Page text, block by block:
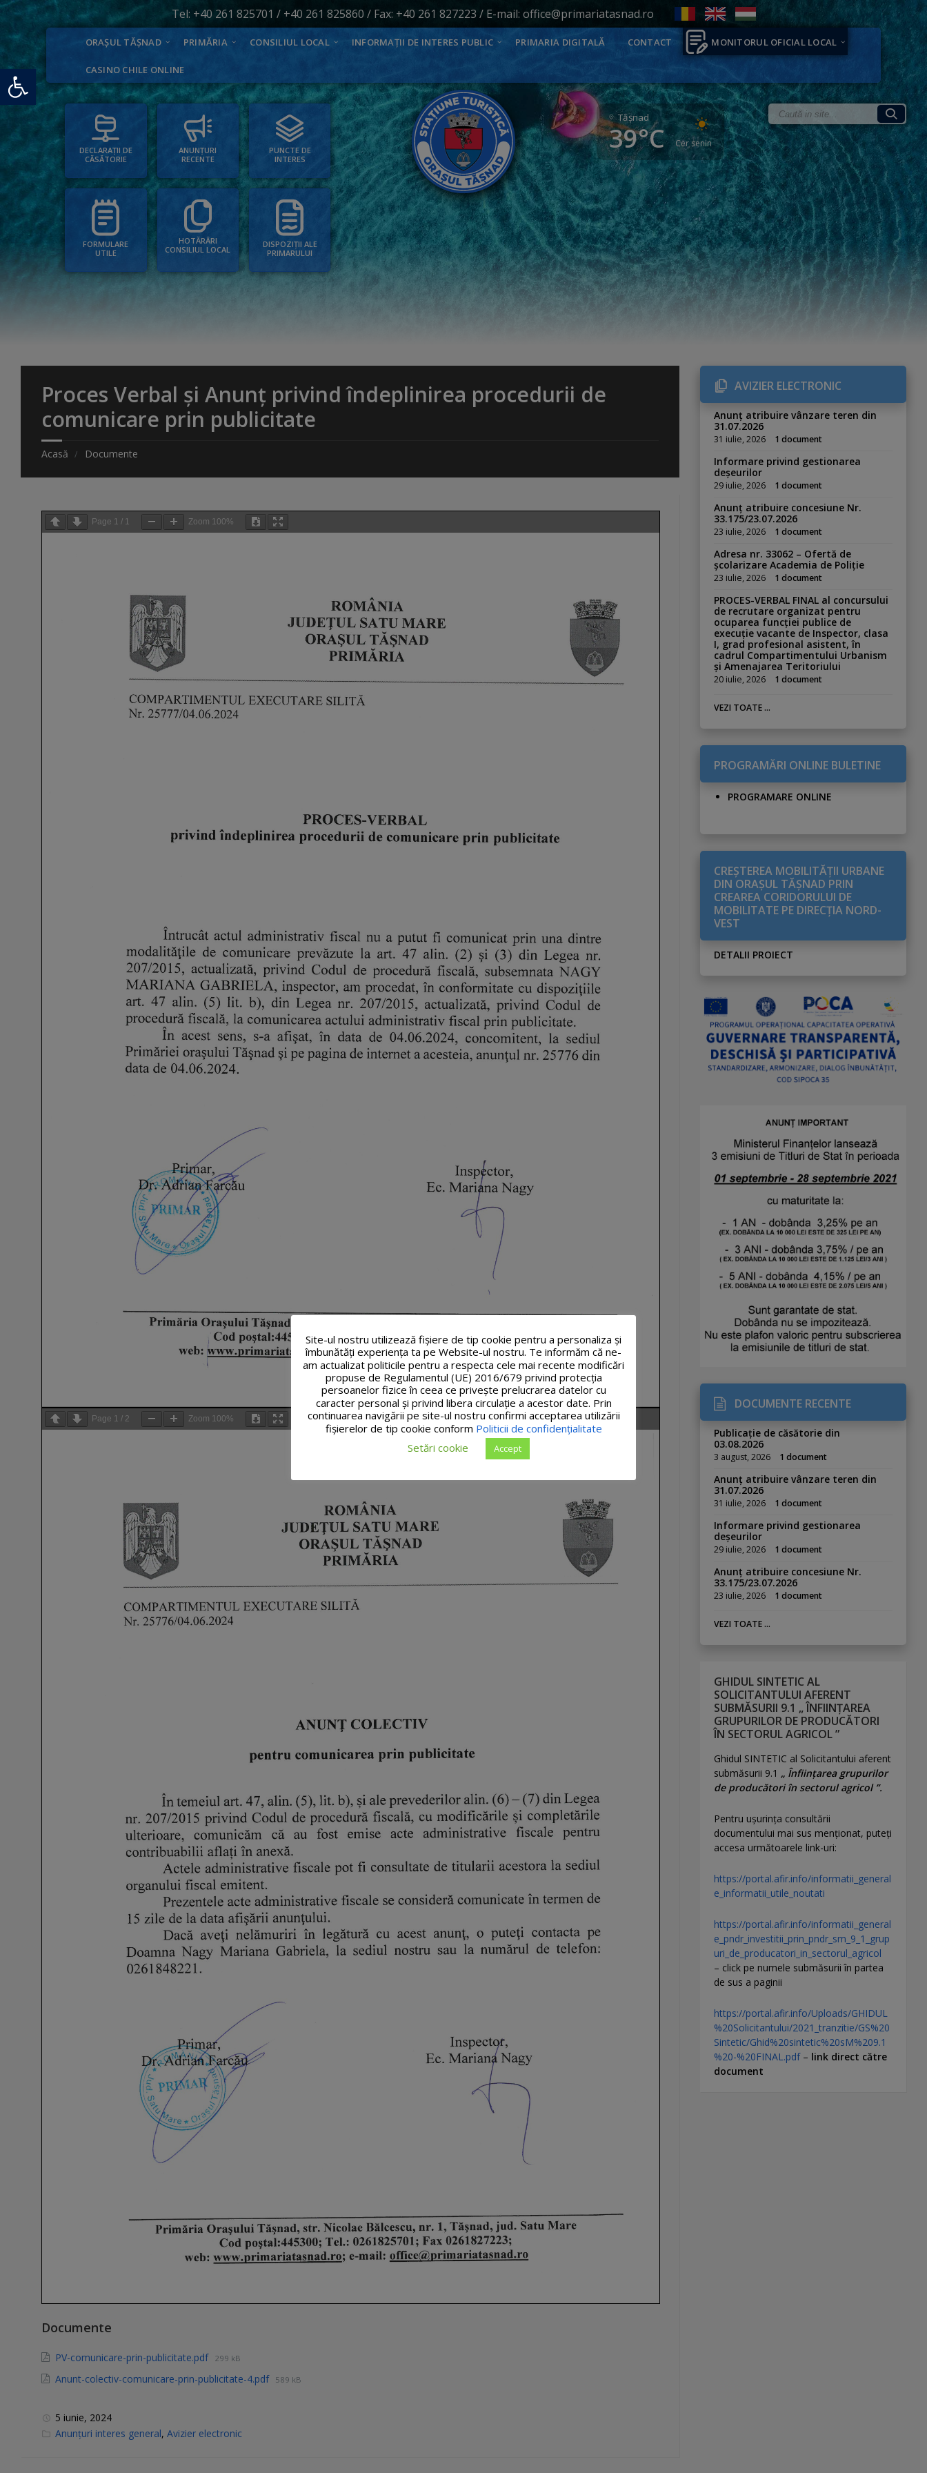
Deschide bara de unelte
Tel: +40 261 825701 / +40 261 825860 / Fax: +40 261 827223 / E-mail: office@primariatasnad.ro
ORAȘUL TĂȘNAD PRIMĂRIA CONSILIUL LOCAL INFORMAȚII DE INTERES PUBLIC PRIMARIA DIGITALĂ CONTACT MONITORUL OFICIAL LOCAL
CASINO CHILE ONLINE
DECLARAȚII DE
CĂSĂTORIE
ANUNȚURI
RECENTE
PUNCTE DE
INTERES
FORMULARE
UTILE
HOTĂRÂRI
CONSILIUL LOCAL
DISPOZIȚII ALE
PRIMARULUI
Tăşnad
39°C Cer senin
Proces Verbal și Anunț privind îndeplinirea procedurii de
comunicare prin publicitate
Acasă Documente
Page 1 / 1 Zoom 100%
Page 1 / 2 Zoom 100%
Documente
PV-comunicare-prin-publicitate.pdf 299 kB
Anunt-colectiv-comunicare-prin-publicitate-4.pdf 589 kB
5 iunie, 2024
C
Anunțuri interes general, Avizier electronic
AVIZIER ELECTRONIC
Anunț atribuire vânzare teren din
31.07.2026
31 iulie, 2026 1 document
Informare privind gestionarea
deșeurilor
29 iulie, 2026 1 document
Anunț atribuire concesiune Nr.
33.175/23.07.2026
23 iulie, 2026 1 document
Adresa nr. 33062 – Ofertă de
școlarizare Academia de Poliție
23 iulie, 2026 1 document
PROCES-VERBAL FINAL al concursului
de recrutare organizat pentru
ocuparea funcției publice de
execuție vacante de Inspector, clasa
I, grad profesional asistent, în
cadrul Compartimentului Urbanism
și Amenajarea Teritoriului
20 iulie, 2026 1 document
VEZI TOATE ...
PROGRAMĂRI ONLINE BULETINE
PROGRAMARE ONLINE
CREŞTEREA MOBILITĂŢII URBANE
DIN ORAŞUL TĂŞNAD PRIN
CREAREA CORIDORULUI DE
MOBILITATE PE DIRECŢIA NORD-
VEST
DETALII PROIECT
DOCUMENTE RECENTE
Publicație de căsătorie din
03.08.2026
3 august, 2026 1 document
Anunț atribuire vânzare teren din
31.07.2026
31 iulie, 2026 1 document
Informare privind gestionarea
deșeurilor
29 iulie, 2026 1 document
Anunț atribuire concesiune Nr.
33.175/23.07.2026
23 iulie, 2026 1 document
VEZI TOATE ...
GHIDUL SINTETIC AL
SOLICITANTULUI AFERENT
SUBMĂSURII 9.1 „ ÎNFIINȚAREA
GRUPURILOR DE PRODUCĂTORI
ÎN SECTORUL AGRICOL ”
Ghidul SINTETIC al Solicitantului aferent
submăsurii 9.1 „ Înființarea grupurilor
de producători în sectorul agricol ”.
Pentru uşurinţa consultării
documentului mai sus menţionat, puteţi
accesa următoarele link-uri:
https://portal.afir.info/informatii_general
e_informatii_utile_noutati
https://portal.afir.info/informatii_general
e_pndr_investitii_prin_pndr_sm_9_1_grup
uri_de_producatori_in_sectorul_agricol
– click pe numele submăsurii în partea
de sus a paginii
https://portal.afir.info/Uploads/GHIDUL
%20Solicitantului/2021_tranzitie/GS%20
Sintetic/Ghid%20sintetic%20sM%209.1
%20-%20FINAL.pdf– link direct către
document
Site-ul nostru utilizează fişiere de tip cookie pentru a personaliza și
îmbunătăți experiența ta pe Website-ul nostru. Te informăm că ne-
am actualizat politicile pentru a respecta cele mai recente modificări
propuse de Regulamentul (UE) 2016/679 privind protecția
persoanelor fizice în ceea ce privește prelucrarea datelor cu
caracter personal și privind libera circulație a acestor date. Prin
continuarea navigării pe site-ul nostru confirmi acceptarea utilizării
fişierelor de tip cookie conform Politicii de confidențialitate
Setări cookie
Accept